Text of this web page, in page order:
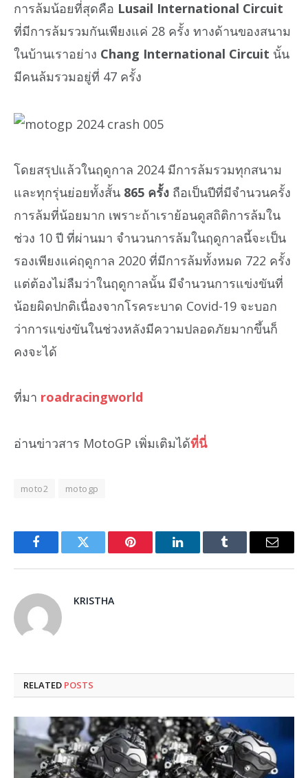
การล้มน้อยที่สุดคือ Lusail International Circuit
ที่มีการล้มรวมกันเพียงแค่ 28 ครั้ง ทางด้านของสนาม
ในบ้านเราอย่าง Chang International Circuit นั้น
มีคนล้มรวมอยู่ที่ 47 ครั้ง
โดยสรุปแล้วในฤดูกาล 2024 มีการล้มรวมทุกสนาม
และทุกรุ่นย่อยทั้งสั้น 865 ครั้ง ถือเป็นปีที่มีจำนวนครั้ง
การล้มที่น้อยมาก เพราะถ้าเราย้อนดูสถิติการล้มใน
ช่วง 10 ปี ที่ผ่านมา จำนวนการล้มในฤดูกาลนี้จะเป็น
รองเพียงแค่ฤดูกาล 2020 ที่มีการล้มทั้งหมด 722 ครั้ง
แต่ต้องไม่ลืมว่าในฤดูกาลนั้น มีจำนวนการแข่งขันที่
น้อยผิดปกติเนื่องจากโรคระบาด Covid-19 จะบอก
ว่าการแข่งขันในช่วงหลังมีความปลอดภัยมากขึ้นก็
คงจะได้
ที่มา roadracingworld
อ่านข่าวสาร MotoGP เพิ่มเติมได้ที่นี่
moto2 motogp
FacebookTwitter Pinterest LinkedInTumblr Email
KRISTHA
RELATED POSTS